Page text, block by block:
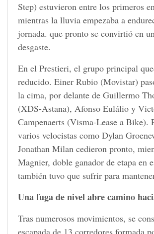
Step) estuvieron entre los primeros
mientras la lluvia empezaba a
jornada. que pronto se convirtió en
desgaste.
En el Prestieri, el grupo principal
reducido. Einer Rubio (Movistar)
la cima, por delante de Guillermo
(XDS-Astana), Afonso Eulálio y
Campenaerts (Visma-Lease a Bike).
varios velocistas como Dylan
Jonathan Milan cedieron pronto,
Magnier, doble ganador de etapa en
también tuvo que sufrir para
Una fuga de nivel abre camino
Tras numerosos movimientos, se